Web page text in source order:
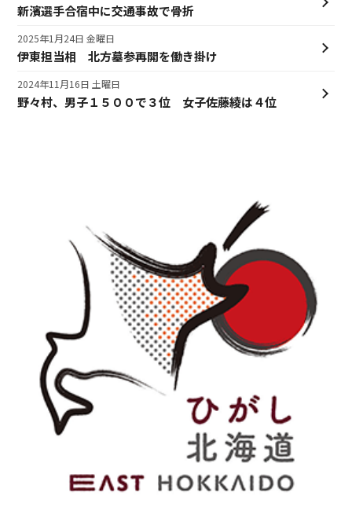
新濱選手合宿中に交通事故で骨折
伊東担当相 北方墓参再開を働き掛け
2025年1月24日 金曜日
野々村、男子１５００で３位 女子佐藤綾は４位
2024年11月16日 土曜日